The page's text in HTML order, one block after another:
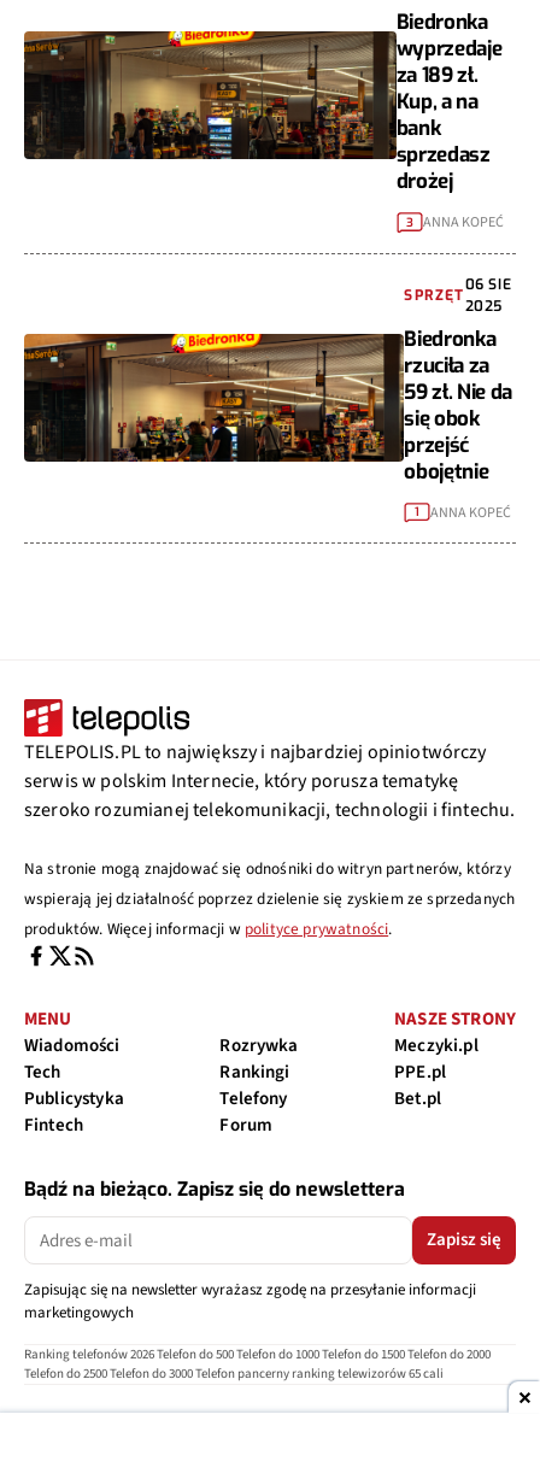
Biedronka
wyprzedaje
za 189 zł.
Kup, a na
bank
sprzedasz
drożej
3 ANNA KOPEĆ
SPRZĘT
06 SIE
2025
Biedronka
rzuciła za
59 zł. Nie da
się obok
przejść
obojętnie
1 ANNA KOPEĆ
TELEPOLIS.PL to największy i najbardziej opiniotwórczy
serwis w polskim Internecie, który porusza tematykę
szeroko rozumianej telekomunikacji, technologii i fintechu.
Na stronie mogą znajdować się odnośniki do witryn partnerów, którzy
wspierają jej działalność poprzez dzielenie się zyskiem ze sprzedanych
produktów. Więcej informacji w polityce prywatności.
MENU
Wiadomości
Tech
Publicystyka
Fintech
Rozrywka
Rankingi
Telefony
Forum
NASZE STRONY
Meczyki.pl
PPE.pl
Bet.pl
Bądź na bieżąco. Zapisz się do newslettera
Zapisz się
Zapisując się na newsletter wyrażasz zgodę na przesyłanie informacji
marketingowych
Ranking telefonów 2026Telefon do 500Telefon do 1000Telefon do 1500Telefon do 2000
Telefon do 2500Telefon do 3000Telefon pancerny ranking telewizorów 65 cali